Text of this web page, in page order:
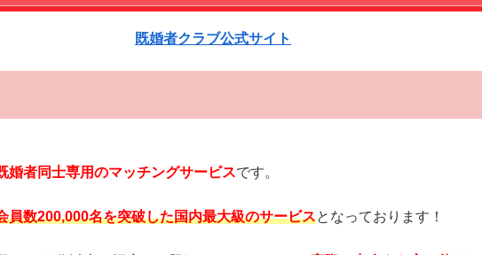
既婚者クラブ公式サイト
婚者同士専用のマッチングサービスです。
員数200,000名を突破した国内最大級のサービスとなっております！